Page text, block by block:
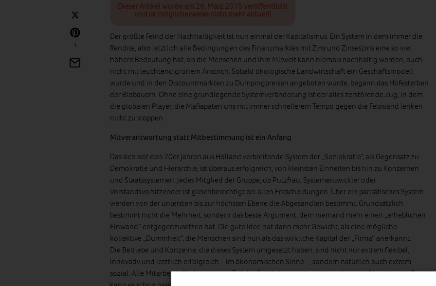
1
Dieser Artikel wurde am 26. März 2015 veröffentlicht
und ist möglicherweise nicht mehr aktuell!
Der größte Feind der Nachhaltigkeit ist nun einmal der Kapitalismus. Ein System in dem immer die
Rendite, also letztlich alle Bedingungen des Finanzmarktes mit Zins und Zinseszins eine so viel
höhere Bedeutung hat, als die Menschen und ihre Mitwelt kann niemals nachhaltig werden, auch
nicht mit leuchtend grünem Anstrich. Sobald ökologische Landwirtschaft ein Geschäftsmodell
wurde und in den Discountmärkten zu Dumpingpreisen angeboten wurde, begann das Höfesterben
der Biobauern. Ohne eine grundlegende Systemveränderung ist der alles zerstörende Zug, in dem
die globalen Player, die Mafiapaten uns mit immer schnellerem Tempo gegen die Felswand lenken
nicht zu stoppen.
Mitverantwortung statt Mitbestimmung ist ein Anfang
Das sich seit den 70er Jahren aus Holland verbreitende System der „Soziokratie“, als Gegensatz zu
Demokratie und Hierarchie, ist überaus erfolgreich, von kleinsten Einheiten bis hin zu Konzernen
und Staatssystemen. Jedes Mitglied der Gruppe, ob Putzfrau, Systementwickler oder
Vorstandsvorsitzender ist gleichberechtigt bei allen Entscheidungen. Über ein paritätisches System
werden von der untersten bis zur höchsten Ebene die Abgesandten bestimmt. Grundsätzlich
bestimmt nicht die Mehrheit, sondern das beste Argument, dem niemand mehr einen „erheblichen
Einwand“ entgegenzusetzen hat. Die gute Idee hat dann mehr Gewicht, als eine mögliche
kollektive „Dummheit“, die Menschen sind nun als das wirkliche Kapital der „Firma“ anerkannt.
Die Betriebe und Konzerne, die dieses System umgesetzt haben, sind nicht nur extrem flexibel,
innovativ und letztlich erfolgreich – im ökonomischen Sinne –, sondern natürlich auch extrem
sozial. Alle Mitarbeiter fühlen sich als „Teil der Familie“ und setzen sich vehement für diese ein. Dabei